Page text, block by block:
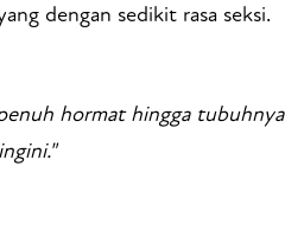
dengan sedikit rasa seksi.
hormat hingga tubuhnya